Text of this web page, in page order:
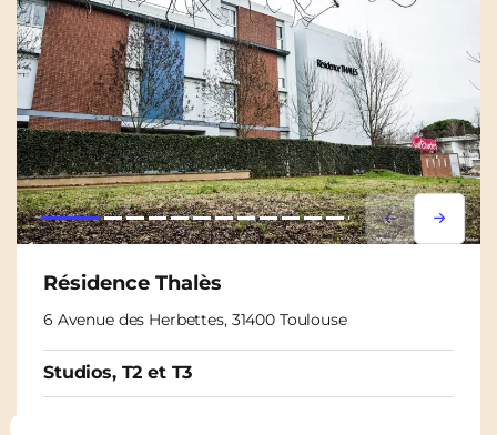
Lorem ipsum
Lorem
Résidence Thalès
6 Avenue des Herbettes, 31400 Toulouse
Studios, T2 et T3